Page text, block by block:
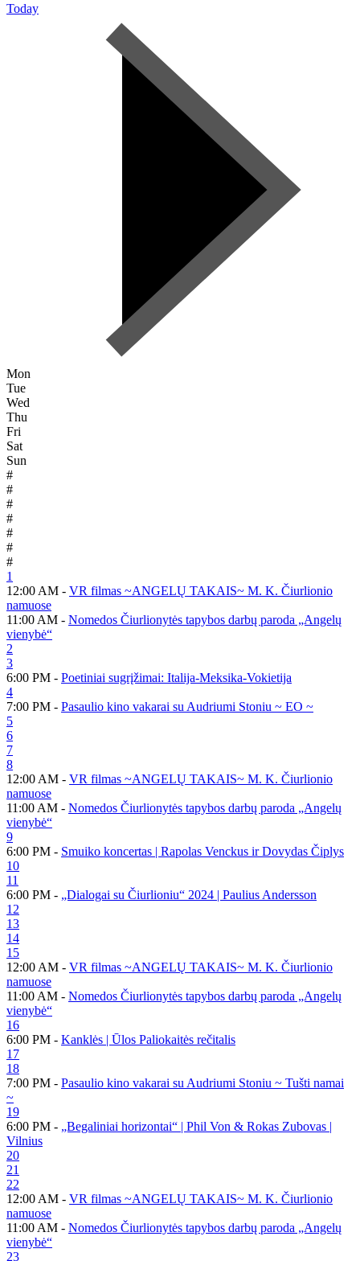
Today
Mon
Tue
Wed
Thu
Fri
Sat
Sun
#
#
#
#
#
#
#
1
12:00 AM - VR filmas ~ANGELŲ TAKAIS~ M. K. Čiurlionio
namuose
11:00 AM - Nomedos Čiurlionytės tapybos darbų paroda „Angelų
vienybė“
2
3
6:00 PM - Poetiniai sugrįžimai: Italija-Meksika-Vokietija
4
7:00 PM - Pasaulio kino vakarai su Audriumi Stoniu ~ EO ~
5
6
7
8
12:00 AM - VR filmas ~ANGELŲ TAKAIS~ M. K. Čiurlionio
namuose
11:00 AM - Nomedos Čiurlionytės tapybos darbų paroda „Angelų
vienybė“
9
6:00 PM - Smuiko koncertas | Rapolas Venckus ir Dovydas Čiplys
10
11
6:00 PM - „Dialogai su Čiurlioniu“ 2024 | Paulius Andersson
12
13
14
15
12:00 AM - VR filmas ~ANGELŲ TAKAIS~ M. K. Čiurlionio
namuose
11:00 AM - Nomedos Čiurlionytės tapybos darbų paroda „Angelų
vienybė“
16
6:00 PM - Kanklės | Ūlos Paliokaitės rečitalis
17
18
7:00 PM - Pasaulio kino vakarai su Audriumi Stoniu ~ Tušti namai
~
19
6:00 PM - „Begaliniai horizontai“ | Phil Von & Rokas Zubovas |
Vilnius
20
21
22
12:00 AM - VR filmas ~ANGELŲ TAKAIS~ M. K. Čiurlionio
namuose
11:00 AM - Nomedos Čiurlionytės tapybos darbų paroda „Angelų
vienybė“
23